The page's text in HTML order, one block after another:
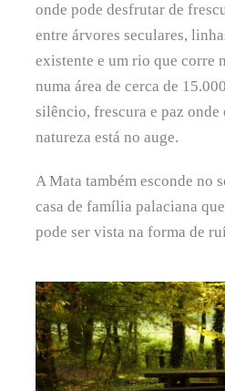
onde pode desfrutar de
entre árvores seculares,
existente e um rio que corre
numa área de cerca de
silêncio, frescura e paz onde
natureza está no auge.
A Mata também esconde no
casa de família palaciana
pode ser vista na forma de